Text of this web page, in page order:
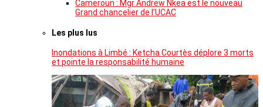
Cameroun : Mgr Andrew Nkea est le nouveau
Grand chancelier de l’UCAC
Les plus lus
Inondations à Limbé : Ketcha Courtès déplore 3 morts
et pointe la responsabilité humaine